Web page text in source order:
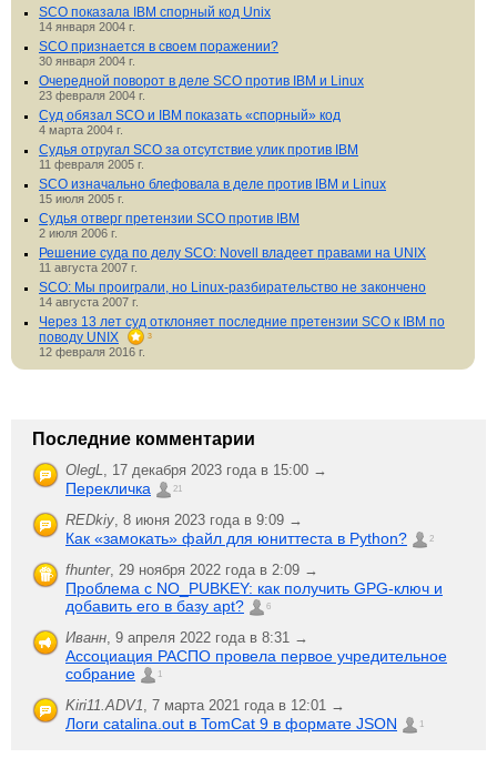
SCO показала IBM спорный код Unix
14 января 2004 г.
SCO признается в своем поражении?
30 января 2004 г.
Очередной поворот в деле SCO против IBM и Linux
23 февраля 2004 г.
Суд обязал SCO и IBM показать «спорный» код
4 марта 2004 г.
Судья отругал SCO за отсутствие улик против IBM
11 февраля 2005 г.
SCO изначально блефовала в деле против IBM и Linux
15 июля 2005 г.
Судья отверг претензии SCO против IBM
2 июля 2006 г.
Решение суда по делу SCO: Novell владеет правами на UNIX
11 августа 2007 г.
SCO: Мы проиграли, но Linux-разбирательство не закончено
14 августа 2007 г.
Через 13 лет суд отклоняет последние претензии SCO к IBM по
поводу UNIX
3
12 февраля 2016 г.
Последние комментарии
OlegL, 17 декабря 2023 года в 15:00 →
Перекличка 21
REDkiy, 8 июня 2023 года в 9:09 →
Как «замокать» файл для юниттеста в Python? 2
fhunter, 29 ноября 2022 года в 2:09 →
Проблема с NO_PUBKEY: как получить GPG-ключ и
добавить его в базу apt?
6
Иванн, 9 апреля 2022 года в 8:31 →
Ассоциация РАСПО провела первое учредительное
собрание
1
Kiri11.ADV1, 7 марта 2021 года в 12:01 →
Логи catalina.out в TomCat 9 в формате JSON 1